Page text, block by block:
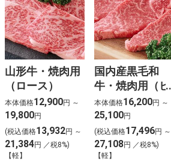
山形牛・焼肉用
（ロース）
本体価格12,900円 ～
19,800円
(税込価格13,932円 ～
21,384円 ／税8%)
【軽】
国内産黒毛和
牛・焼肉用（ヒ
レ）
本体価格16,200円 ～
25,100円
(税込価格17,496円 ～
27,108円 ／税8%)
【軽】